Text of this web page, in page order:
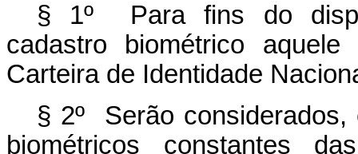
§ 1º Para fins do
cadastro biométrico
Carteira de Identidade
§ 2º Serão
biométricos constantes